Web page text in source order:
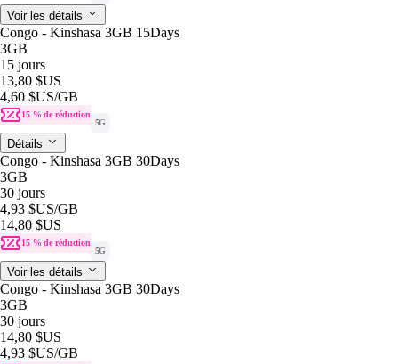
Voir les détails
Congo - Kinshasa 3GB 15Days
3GB
15 jours
13,80 $US
4,60 $US/GB
15 % de réduction
5G
Détails
Congo - Kinshasa 3GB 30Days
3GB
30 jours
4,93 $US/GB
14,80 $US
15 % de réduction
5G
Voir les détails
Congo - Kinshasa 3GB 30Days
3GB
30 jours
14,80 $US
4,93 $US/GB